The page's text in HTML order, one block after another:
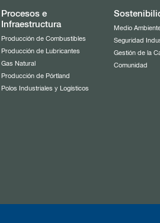
Procesos e
Infraestructura
Producción de Combustibles
Producción de Lubricantes
Gas Natural
Producción de Pórtland
Polos Industriales y Logísticos
Medio
Seguridad
Gestión de la
Comunidad